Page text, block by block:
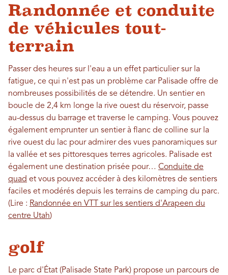
Randonnée et conduite
de véhicules tout-
terrain
Passer des heures sur l'eau a un effet particulier sur la
fatigue, ce qui n'est pas un problème car Palisade offre de
nombreuses possibilités de se détendre. Un sentier en
boucle de 2,4 km longe la rive ouest du réservoir, passe
au-dessus du barrage et traverse le camping. Vous pouvez
également emprunter un sentier à flanc de colline sur la
rive ouest du lac pour admirer des vues panoramiques sur
la vallée et ses pittoresques terres agricoles. Palisade est
également une destination prisée pour… Conduite de
quad et vous pouvez accéder à des kilomètres de sentiers
faciles et modérés depuis les terrains de camping du parc.
(Lire : Randonnée en VTT sur les sentiers d'Arapeen du
centre Utah)
golf
Le parc d'État (Palisade State Park) propose un parcours de